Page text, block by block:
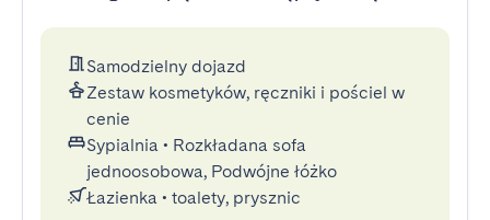
Samodzielny dojazd
Zestaw kosmetyków, ręczniki i pościel w
cenie
Sypialnia • Rozkładana sofa
jednoosobowa, Podwójne łóżko
Łazienka • toalety, prysznic